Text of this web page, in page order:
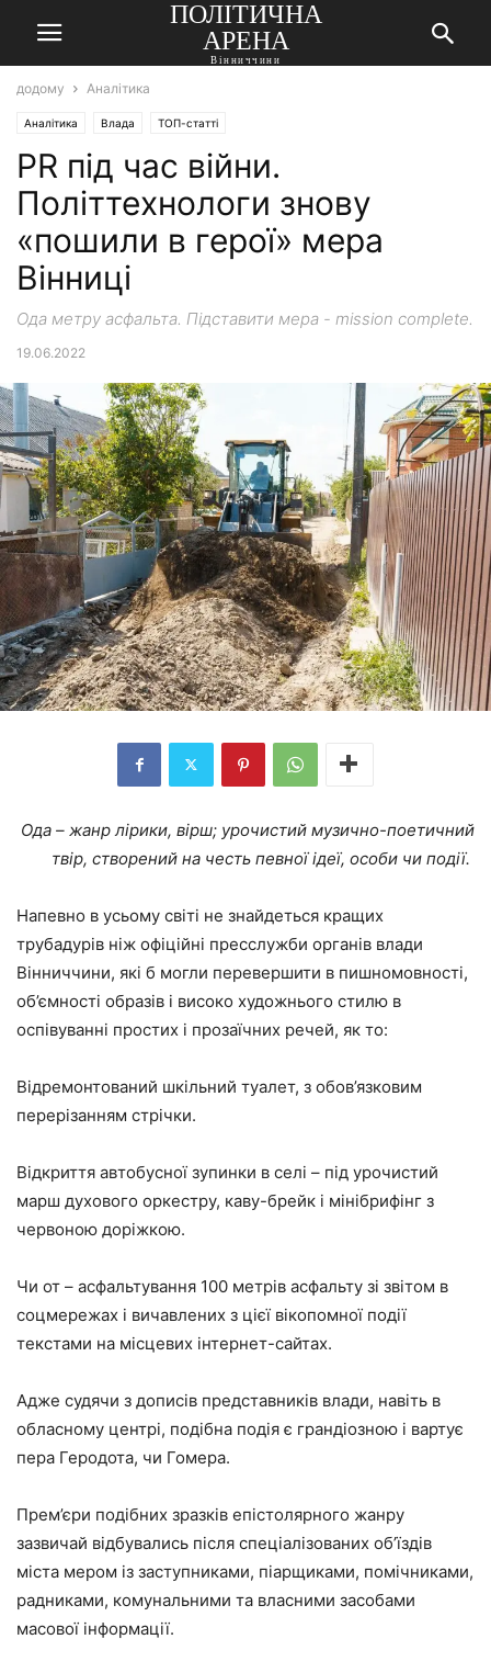
ПОЛІТИЧНА
АРЕНА
Вінниччини
додому Аналітика
Аналітика Влада ТОП-статті
PR під час війни.
Політтехнологи знову
«пошили в герої» мера
Вінниці
​​Ода метру асфальта. Підставити мера - mission complete.
19.06.2022
Ода – жанр лірики, вірш; урочистий музично-поетичний
твір, створений на честь певної ідеї, особи чи події.
Напевно в усьому світі не знайдеться кращих
трубадурів ніж офіційні пресслужби органів влади
Вінниччини, які б могли перевершити в пишномовності,
об’ємності образів і високо художнього стилю в
оспівуванні простих і прозаїчних речей, як то:
Відремонтований шкільний туалет, з обов’язковим
перерізанням стрічки.
Відкриття автобусної зупинки в селі – під урочистий
марш духового оркестру, каву-брейк і мінібрифінг з
червоною доріжкою.
Чи от – асфальтування 100 метрів асфальту зі звітом в
соцмережах і вичавлених з цієї вікопомної події
текстами на місцевих інтернет-сайтах.
Адже судячи з дописів представників влади, навіть в
обласному центрі, подібна подія є грандіозною і вартує
пера Геродота, чи Гомера.
Прем’єри подібних зразків епістолярного жанру
зазвичай відбувались після спеціалізованих об’їздів
міста мером із заступниками, піарщиками, помічниками,
радниками, комунальними та власними засобами
масової інформації.